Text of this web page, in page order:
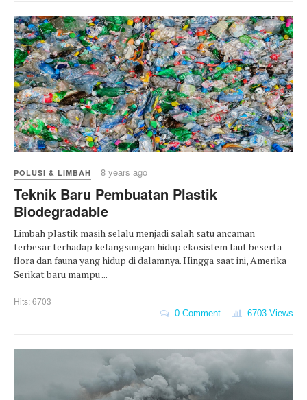
POLUSI & LIMBAH 8 years ago
Teknik Baru Pembuatan Plastik
Biodegradable
Limbah plastik masih selalu menjadi salah satu ancaman
terbesar terhadap kelangsungan hidup ekosistem laut beserta
flora dan fauna yang hidup di dalamnya. Hingga saat ini, Amerika
Serikat baru mampu ...
Hits: 6703
0 Comment 6703 Views